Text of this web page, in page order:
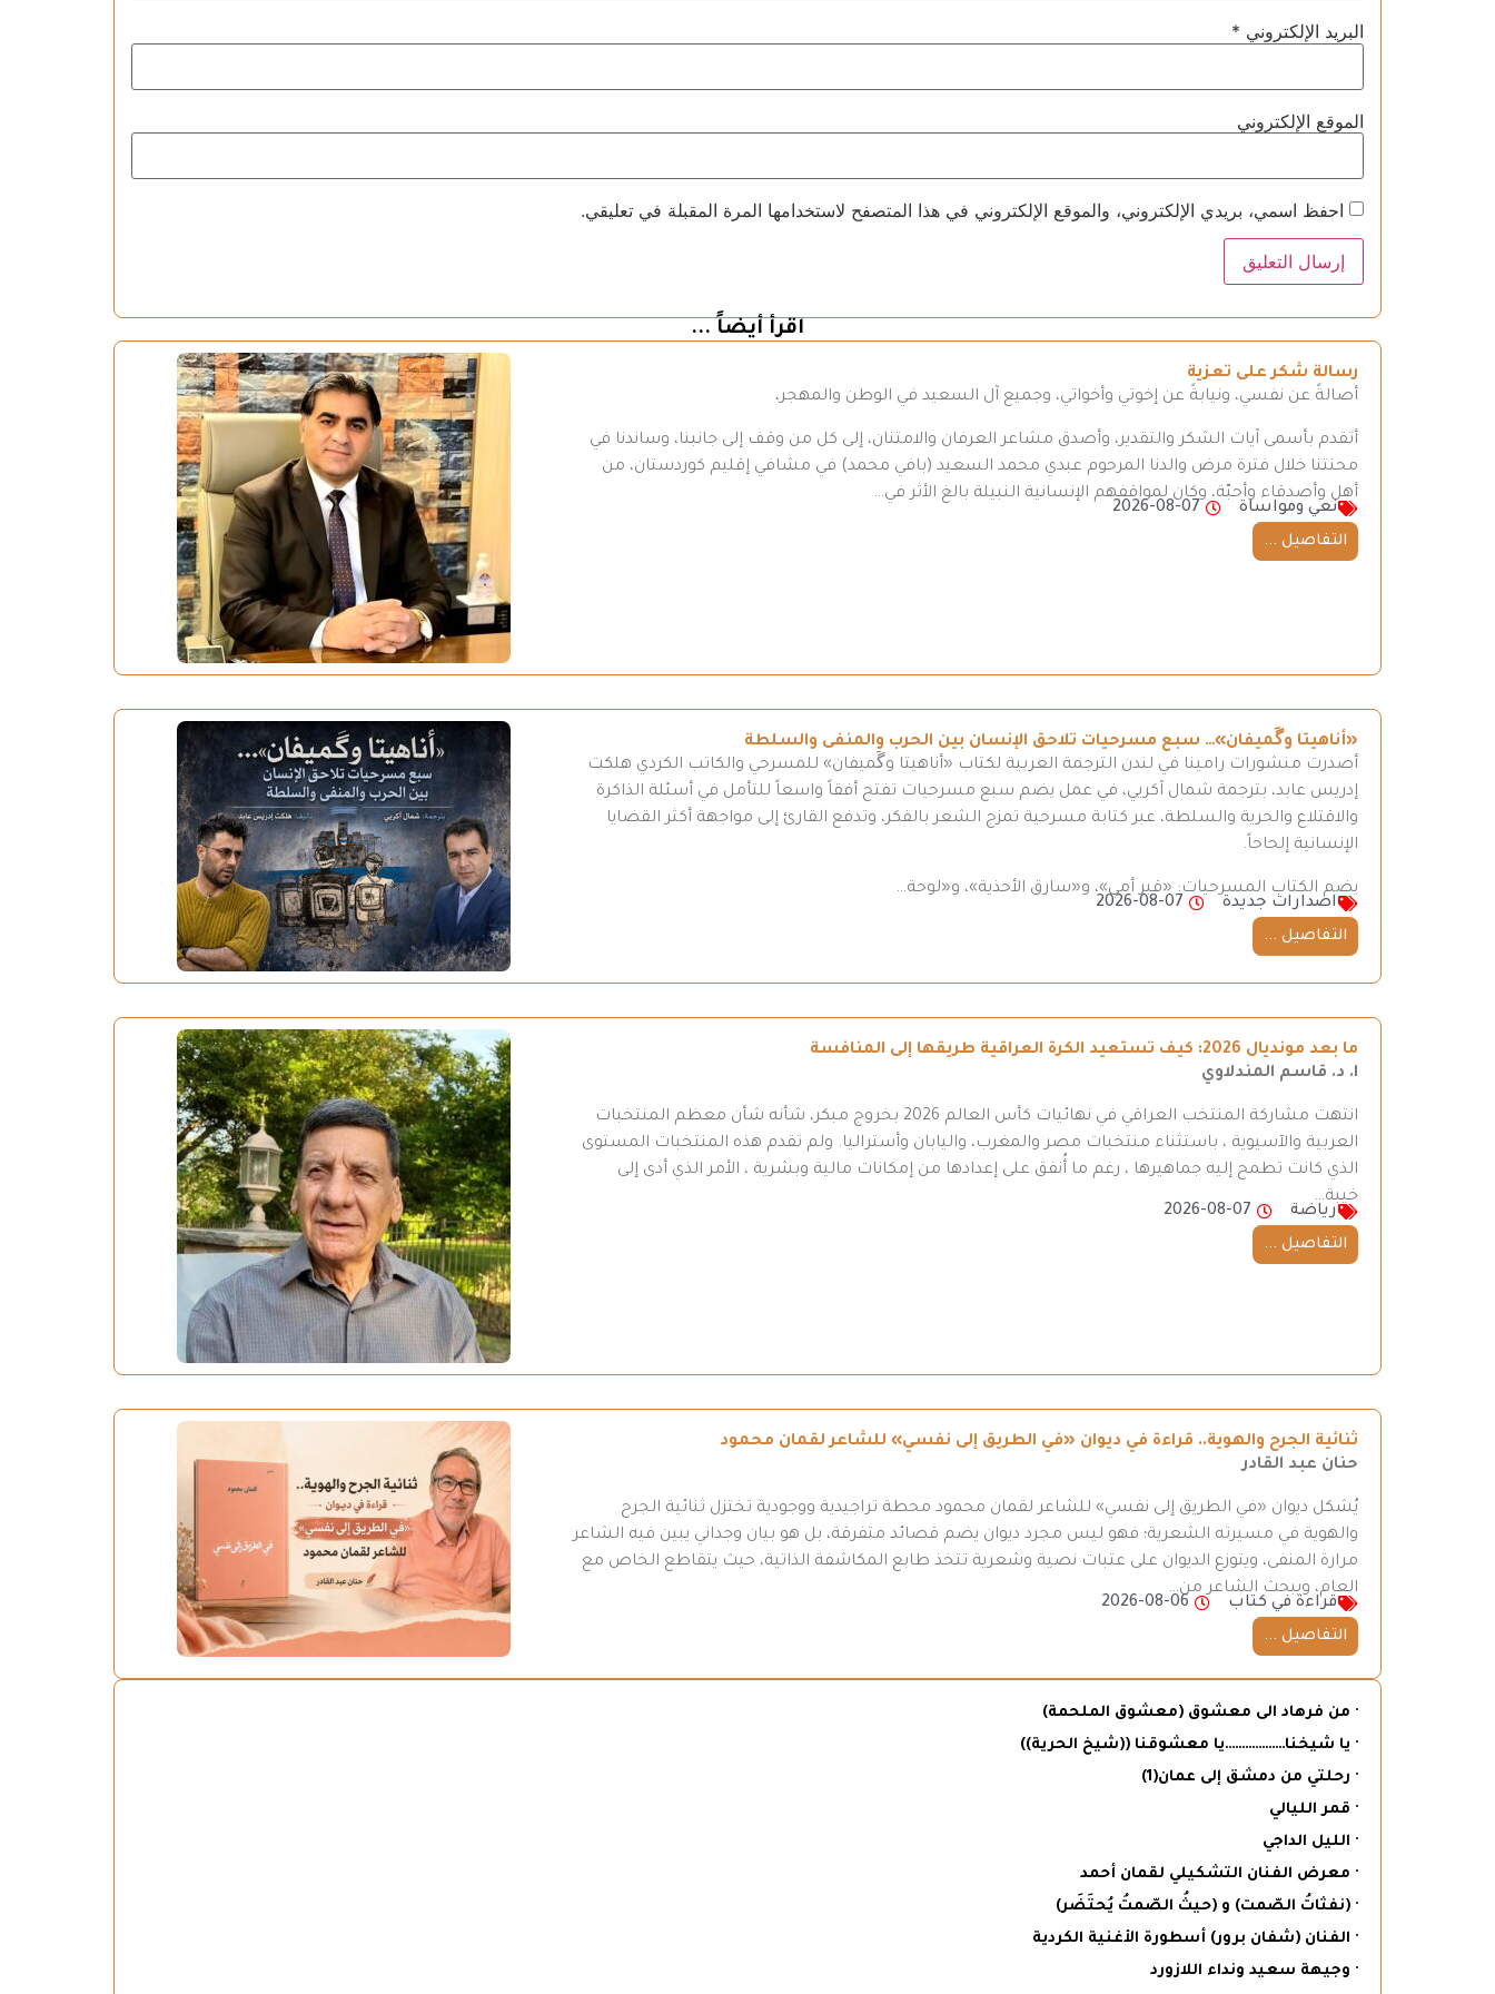
البريد الإلكتروني *
الموقع الإلكتروني
احفظ اسمي، بريدي الإلكتروني، والموقع الإلكتروني في هذا المتصفح لاستخدامها المرة المقبلة في تعليقي.
اقرأ أيضاً ...
رسالة شكر على تعزية
أصالةً عن نفسي، ونيابةً عن إخوتي وأخواتي، وجميع آل السعيد في الوطن والمهجر،
أتقدم بأسمى آيات الشكر والتقدير، وأصدق مشاعر العرفان والامتنان، إلى كل من وقف إلى جانبنا، وساندنا في
محنتنا خلال فترة مرض والدنا المرحوم عبدي محمد السعيد (بافي محمد) في مشافي إقليم كوردستان، من
أهل وأصدقاء وأحبّة، وكان لمواقفهم الإنسانية النبيلة بالغ الأثر في…
نعي ومواساة
2026-08-07
التفاصيل ...
«أناهيتا وگَميفان»… سبع مسرحيات تلاحق الإنسان بين الحرب والمنفى والسلطة
أصدرت منشورات رامينا في لندن الترجمة العربية لكتاب «أناهيتا وگَميفان» للمسرحي والكاتب الكردي هلكت
إدريس عابد، بترجمة شمال آكريي، في عمل يضم سبع مسرحيات تفتح أفقاً واسعاً للتأمل في أسئلة الذاكرة
والاقتلاع والحرية والسلطة، عبر كتابة مسرحية تمزج الشعر بالفكر، وتدفع القارئ إلى مواجهة أكثر القضايا
الإنسانية إلحاحاً.
يضم الكتاب المسرحيات: «قبر أمي»، و«سارق الأحذية»، و«لوحة…
اصدارات جديدة
2026-08-07
التفاصيل ...
ما بعد مونديال 2026: كيف تستعيد الكرة العراقية طريقها إلى المنافسة
ا. د. قاسم المندلاوي
انتهت مشاركة المنتخب العراقي في نهائيات كأس العالم 2026 بخروج مبكر، شأنه شأن معظم المنتخبات
العربية والآسيوية ، باستثناء منتخبات مصر والمغرب، واليابان وأستراليا. ولم تقدم هذه المنتخبات المستوى
الذي كانت تطمح إليه جماهيرها ، رغم ما أُنفق على إعدادها من إمكانات مالية وبشرية ، الأمر الذي أدى إلى
خيبة…
رياضة
2026-08-07
التفاصيل ...
ثنائية الجرح والهوية.. قراءة في ديوان «في الطريق إلى نفسي» للشاعر لقمان محمود
حنان عبد القادر
يُشكل ديوان «في الطريق إلى نفسي» للشاعر لقمان محمود محطة تراجيدية ووجودية تختزل ثنائية الجرح
والهوية في مسيرته الشعرية؛ فهو ليس مجرد ديوان يضم قصائد متفرقة، بل هو بيان وجداني يبين فيه الشاعر
مرارة المنفى، ويتوزع الديوان على عتبات نصية وشعرية تتخذ طابع المكاشفة الذاتية، حيث يتقاطع الخاص مع
العام، ويبحث الشاعر من…
قراءة في كتاب
2026-08-06
التفاصيل ...
· من فرهاد الى معشوق (معشوق الملحمة)
· يا شيخنا………………يا معشوقنا ((شيخ الحرية))
· رحلتي من دمشق إلى عمان(1)
· قمر الليالي
· الليل الداجي
· معرض الفنان التشكيلي لقمان أحمد
· (نفثاتُ الصّمت) و (حيثُ الصّمتُ يُحتَضَر)
· الفنان (شفان برور) أسطورة الأغنية الكردية
· وجيهة سعيد ونداء اللازورد